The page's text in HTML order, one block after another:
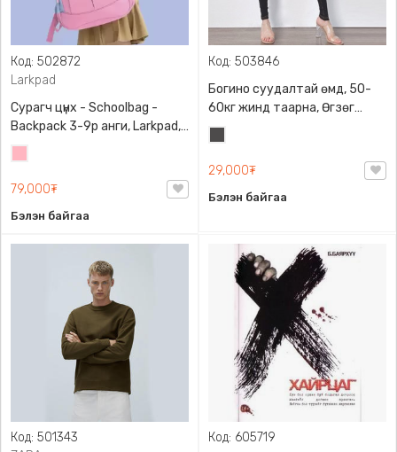
Код: 502872
Larkpad
Сурагч цүнх - Schoolbag -
Backpack 3-9р анги, Larkpad,
9009-10128, Цацруулагчтай,
Олон тасалгаатай
79,000₮
Бэлэн байгаа
Код: 503846
Богино суудалтай өмд, 50-
60кг жинд таарна, Өгзөг
өргөгчтэй
29,000₮
Бэлэн байгаа
Код: 501343
Код: 605719